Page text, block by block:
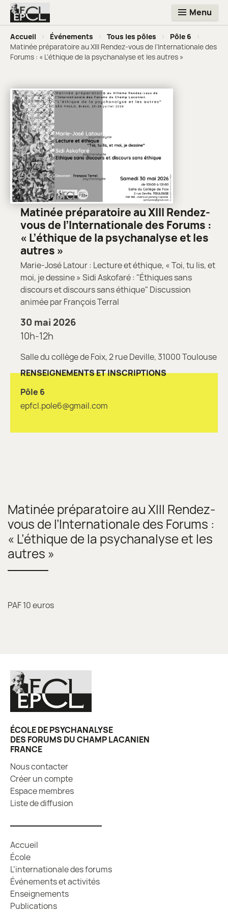
Menu
Accueil > Événements > Tous les pôles > Pôle 6
>
Matinée préparatoire au XIII Rendez-vous de l’Internationale des
Forums : « L’éthique de la psychanalyse et les autres »
Matinée préparatoire au XIII Rendez-
vous de l’Internationale des Forums :
« L’éthique de la psychanalyse et les
autres »
Marie-José Latour : Lecture et éthique, « Toi, tu lis, et
moi, je dessine » Sidi Askofaré : "Éthiques sans
discours et discours sans éthique" Discussion
animée par François Terral
30 mai 2026
10h-12h
Salle du collège de Foix, 2 rue Deville, 31000 Toulouse
RENSEIGNEMENTS ET INSCRIPTIONS
Pôle 6
epfcl.pole6@gmail.com
Matinée préparatoire au XIII Rendez-
vous de l’Internationale des Forums :
« L’éthique de la psychanalyse et les
autres »
PAF 10 euros
ÉCOLE DE PSYCHANALYSE
DES FORUMS DU CHAMP LACANIEN
FRANCE
Nous contacter
Créer un compte
Espace membres
Liste de diffusion
Accueil
École
L’internationale des forums
Événements et activités
Enseignements
Publications